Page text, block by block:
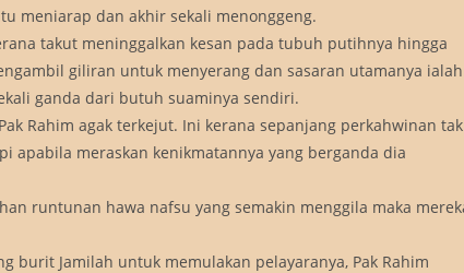
meniarap dan akhir sekali menonggeng.
takut meninggalkan kesan pada tubuh putihnya hingga
giliran untuk menyerang dan sasaran utamanya ialah
ganda dari butuh suaminya sendiri.
Rahim agak terkejut. Ini kerana sepanjang perkahwinan tak
apabila meraskan kenikmatannya yang berganda dia
runtunan hawa nafsu yang semakin menggila maka
burit Jamilah untuk memulakan pelayaranya, Pak Rahim